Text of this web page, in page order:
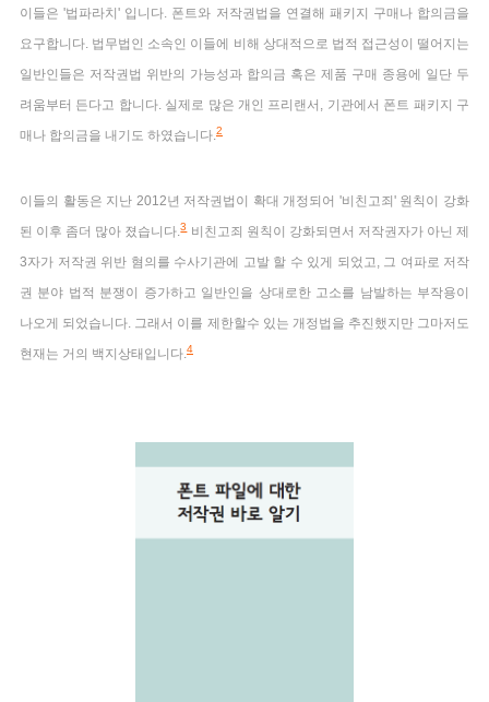
이들은 '법파라치' 입니다. 폰트와 저작권법을 연결해 패키지 구매나 합의금을
요구합니다. 법무법인 소속인 이들에 비해 상대적으로 법적 접근성이 떨어지는
일반인들은 저작권법 위반의 가능성과 합의금 혹은 제품 구매 종용에 일단 두
려움부터 든다고 합니다. 실제로 많은 개인 프리랜서, 기관에서 폰트 패키지 구
매나 합의금을 내기도 하였습니다.2
이들의 활동은 지난 2012년 저작권법이 확대 개정되어 '비친고죄' 원칙이 강화
된 이후 좀더 많아 졌습니다.3 비친고죄 원칙이 강화되면서 저작권자가 아닌 제
3자가 저작권 위반 혐의를 수사기관에 고발 할 수 있게 되었고, 그 여파로 저작
권 분야 법적 분쟁이 증가하고 일반인을 상대로한 고소를 남발하는 부작용이
나오게 되었습니다. 그래서 이를 제한할수 있는 개정법을 추진했지만 그마저도
현재는 거의 백지상태입니다.4